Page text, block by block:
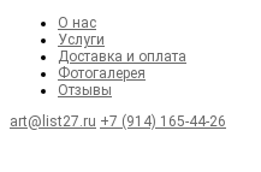
О нас
Услуги
Доставка и оплата
Фотогалерея
Отзывы
art@list27.ru +7 (914) 165-44-26